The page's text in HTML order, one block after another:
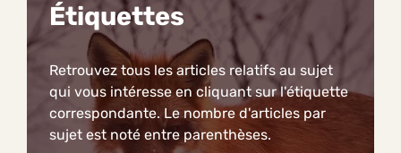
Étiquettes
Retrouvez tous les articles relatifs au sujet
qui vous intéresse en cliquant sur l'étiquette
correspondante. Le nombre d'articles par
sujet est noté entre parenthèses.